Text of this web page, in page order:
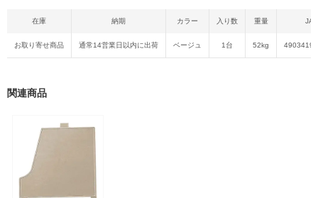
在庫 納期 カラー 入り数 重量 JAN
お取り寄せ商品 通常14営業日以内に出荷 ベージュ 1台 52kg
関連商品